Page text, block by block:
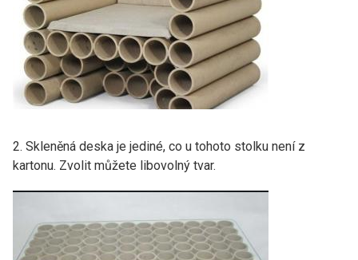
2. Skleněná deska je jediné, co u tohoto stolku není z
kartonu. Zvolit můžete libovolný tvar.